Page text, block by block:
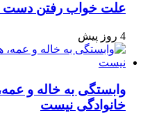
علت خواب رفتن
4 روز پیش
وابستگی به خاله و
خانوادگی نیست